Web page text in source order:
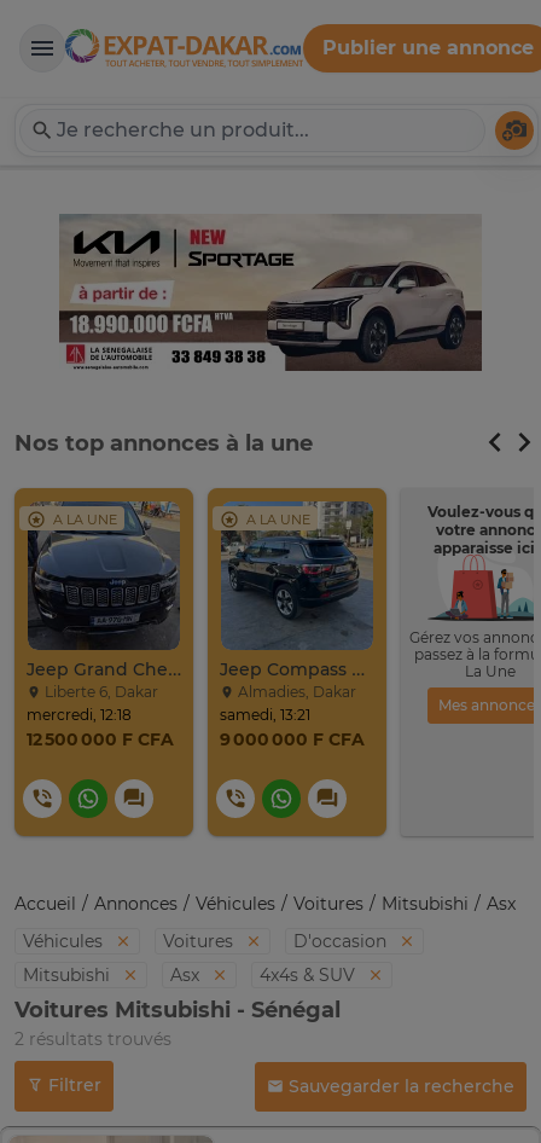
Expat-Dakar
Publier une annonce
Nos top annonces à la une
A LA UNE
Jeep Grand Cherokee Overland 2019 À Vendre
Liberte 6, Dakar
mercredi, 12:18
12 500 000 F CFA
A LA UNE
Jeep Compass SUV Noir Essence Automatique
Almadies, Dakar
samedi, 13:21
9 000 000 F CFA
Voulez-vous
votre
apparaisse ici
Gérez vos
passez à la
La Une
Mes annonces
Accueil Annonces Véhicules Voitures Mitsubishi
Asx
Véhicules
Voitures
D'occasion
Mitsubishi
Asx 4x4s & SUV
Voitures Mitsubishi - Sénégal
2 résultats trouvés
Filtrer Sauvegarder la recherche